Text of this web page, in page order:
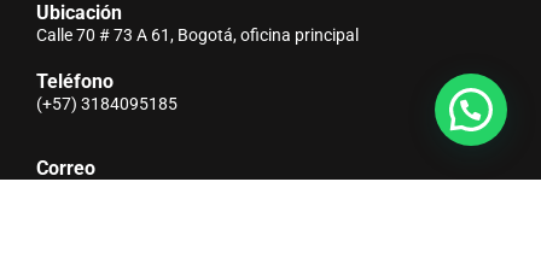
Ubicación
Calle 70 # 73 A 61, Bogotá, oficina principal
Teléfono
(+57) 3184095185
Correo